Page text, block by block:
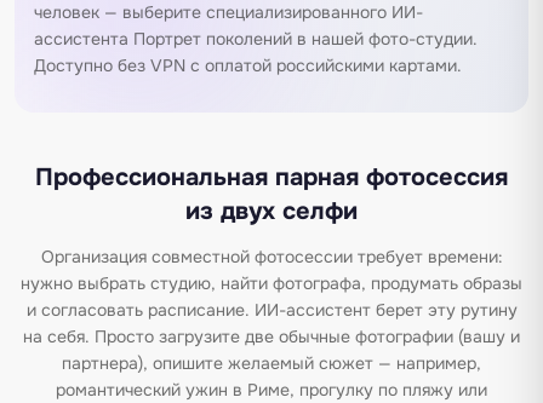
человек — выберите специализированного ИИ-
ассистента Портрет поколений в нашей фото-студии.
Доступно без VPN с оплатой российскими картами.
Профессиональная парная фотосессия
из двух селфи
Организация совместной фотосессии требует времени:
нужно выбрать студию, найти фотографа, продумать образы
и согласовать расписание. ИИ-ассистент берет эту рутину
на себя. Просто загрузите две обычные фотографии (вашу и
партнера), опишите желаемый сюжет — например,
романтический ужин в Риме, прогулку по пляжу или